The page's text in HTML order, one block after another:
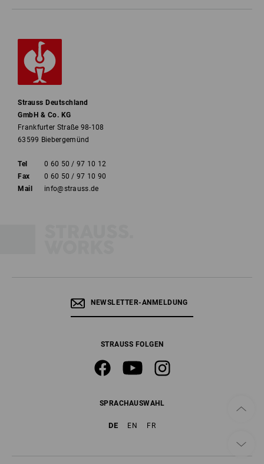
Strauss Deutschland
GmbH & Co. KG
Frankfurter Straße 98-108
63599 Biebergemünd
Tel
0 60 50 / 97 10 12
Fax
0 60 50 / 97 10 90
Mail
info@strauss.de
NEWSLETTER-ANMELDUNG
STRAUSS FOLGEN
SPRACHAUSWAHL
DE EN FR